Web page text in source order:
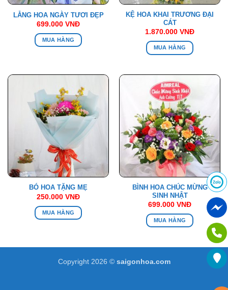
LẴNG HOA NGÀY TƯƠI ĐẸP
699.000 VNĐ
MUA HÀNG
KỆ HOA KHAI TRƯƠNG ĐẠI
CÁT
1.870.000 VNĐ
MUA HÀNG
BÓ HOA TẶNG MẸ
250.000 VNĐ
MUA HÀNG
BÌNH HOA CHÚC MỪNG
SINH NHẬT
699.000 VNĐ
MUA HÀNG
Copyright 2026 © saigonhoa.com